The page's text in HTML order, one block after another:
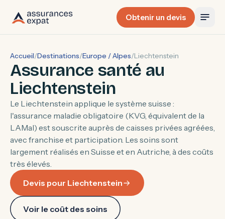
Obtenir un devis
Accueil/Destinations/Europe / Alpes/Liechtenstein
Assurance santé au
Liechtenstein
Le Liechtenstein applique le système suisse :
l'assurance maladie obligatoire (KVG, équivalent de la
LAMal) est souscrite auprès de caisses privées agréées,
avec franchise et participation. Les soins sont
largement réalisés en Suisse et en Autriche, à des coûts
très élevés.
Devis pour Liechtenstein
Voir le coût des soins